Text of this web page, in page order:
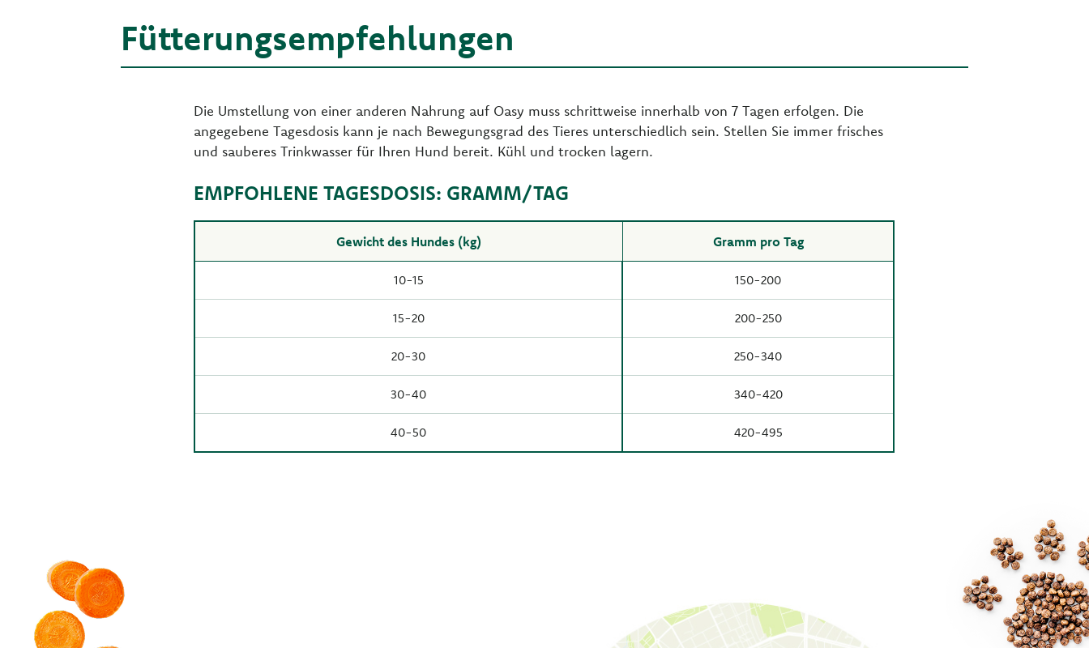
Fütterungsempfehlungen
Die Umstellung von einer anderen Nahrung auf Oasy muss schrittweise innerhalb von 7 Tagen erfolgen. Die
angegebene Tagesdosis kann je nach Bewegungsgrad des Tieres unterschiedlich sein. Stellen Sie immer frisches
und sauberes Trinkwasser für Ihren Hund bereit. Kühl und trocken lagern.
EMPFOHLENE TAGESDOSIS: GRAMM/TAG
Gewicht des Hundes (kg) Gramm pro Tag
10-15 150-200
15-20 200-250
20-30 250-340
30-40 340-420
40-50 420-495